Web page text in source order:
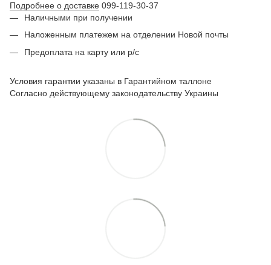
Подробнее о доставке 099-119-30-37
Наличными при получении
Наложенным платежем на отделении Новой почты
Предоплата на карту или р/с
Условия гарантии указаны в Гарантийном таллоне
Согласно действующему законодательству Украины